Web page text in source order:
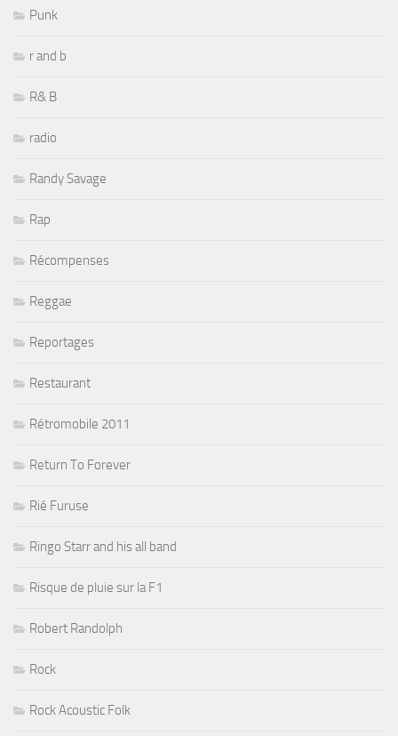
Punk
r and b
R& B
radio
Randy Savage
Rap
Récompenses
Reggae
Reportages
Restaurant
Rétromobile 2011
Return To Forever
Rié Furuse
Ringo Starr and his all band
Risque de pluie sur la F1
Robert Randolph
Rock
Rock Acoustic Folk